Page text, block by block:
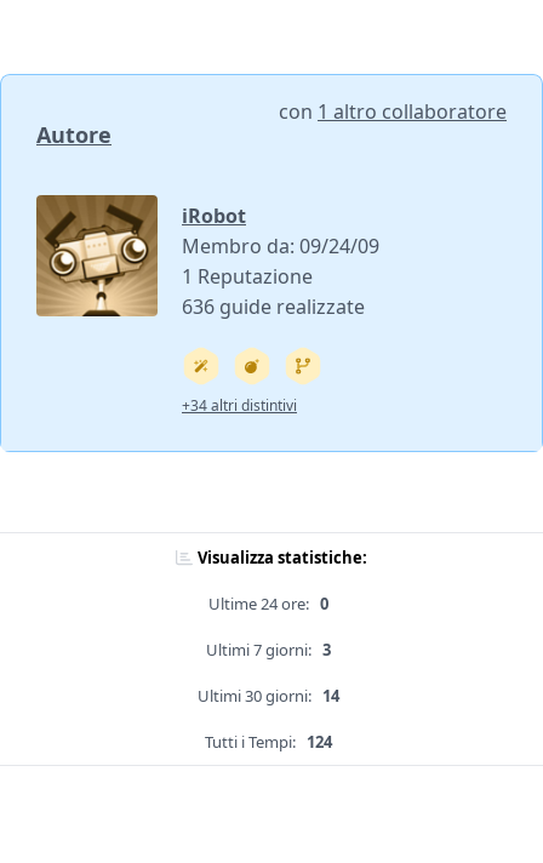
Autore
con 1 altro collaboratore
iRobot
Membro da: 09/24/09
1 Reputazione
636 guide realizzate
+34 altri distintivi
Visualizza statistiche:
Ultime 24 ore: 0
Ultimi 7 giorni: 3
Ultimi 30 giorni: 14
Tutti i Tempi: 124